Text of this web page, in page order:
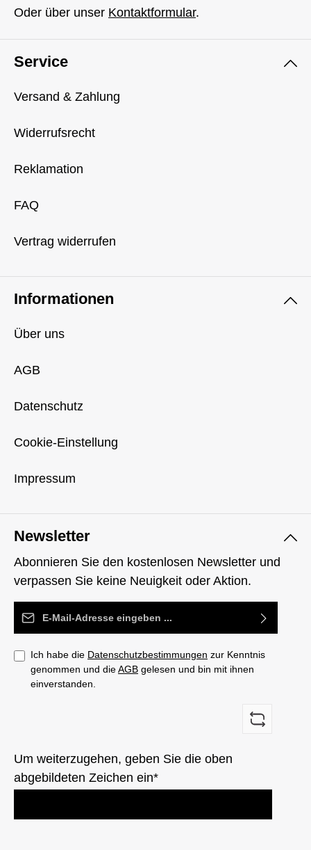
Newsletter
Abonnieren Sie den kostenlosen Newsletter und
verpassen Sie keine Neuigkeit oder Aktion.
E-Mail-Adresse*
Ich habe die Datenschutzbestimmungen zur Kenntnis
genommen und dieAGB gelesen und bin mit ihnen
einverstanden.
Um weiterzugehen, geben Sie die oben
abgebildeten Zeichen ein*
Oder über unser Kontaktformular.
Service
Versand & Zahlung
Widerrufsrecht
Reklamation
FAQ
Vertrag widerrufen
Informationen
Über uns
AGB
Datenschutz
Cookie-Einstellung
Impressum